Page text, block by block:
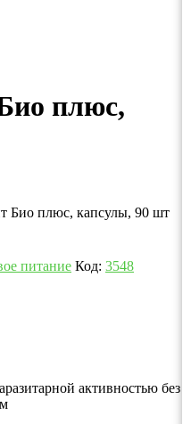
плюс,
Био плюс, капсулы, 90 шт
питание Код: 3548
активностью без